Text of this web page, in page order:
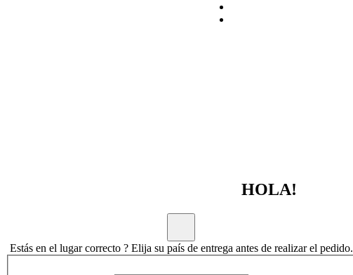
HOLA!
Estás en el lugar correcto ? Elija su país de entrega antes de realizar el pedido.